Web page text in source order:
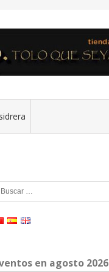
en agosto 2026